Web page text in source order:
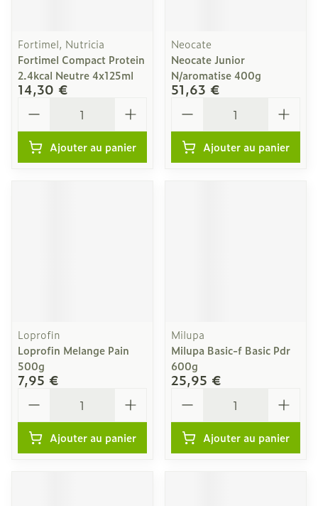
Fortimel, Nutricia
Fortimel Compact Protein
2.4kcal Neutre 4x125ml
14,30 €
Ajouter au panier
Neocate
Neocate Junior
N/aromatise 400g
51,63 €
Ajouter au panier
Loprofin
Loprofin Melange Pain
500g
7,95 €
Ajouter au panier
Milupa
Milupa Basic-f Basic Pdr
600g
25,95 €
Ajouter au panier